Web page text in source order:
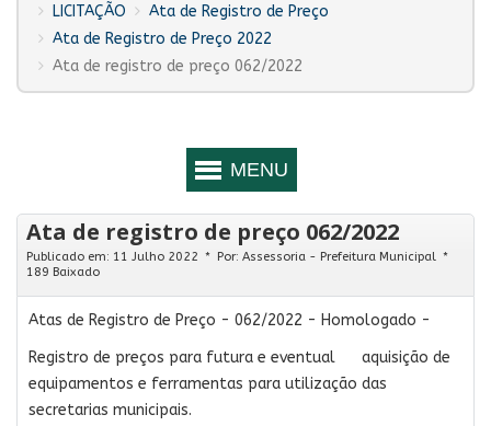
LICITAÇÃO
Ata de Registro de Preço
Ata de Registro de Preço 2022
Ata de registro de preço 062/2022
Ata de registro de preço 062/2022
Publicado em: 11 Julho 2022 Por: Assessoria - Prefeitura Municipal
189 Baixado
Atas de Registro de Preço - 062/2022 - Homologado -
Registro de preços para futura e eventual
aquisição de
equipamentos e ferramentas para utilização das
secretarias municipais.